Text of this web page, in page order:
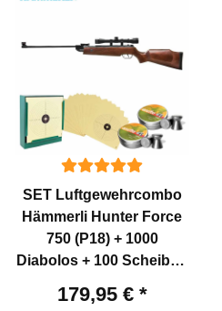
SET Luftgewehrcombo
Hämmerli Hunter Force
750 (P18) + 1000
Diabolos + 100 Scheiben
179,95 € *